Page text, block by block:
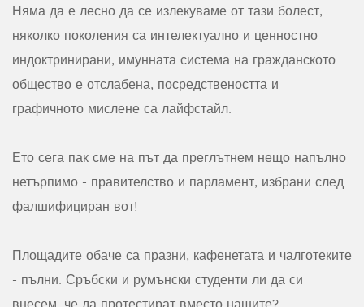
Няма да е лесно да се излекуваме от тази болест,
няколко поколения са интелектуално и ценностно
индоктринирани, имунната система на гражданското
общество е отслабена, посредствеността и
графичното мислене са лайфстайл.
Ето сега пак сме на път да преглътнем нещо напълно
нетърпимо - правителство и парламент, избрани след
фалшифициран вот!
Площадите обаче са празни, кафенетата и чалготеките
- пълни. Сръбски и румънски студенти ли да си